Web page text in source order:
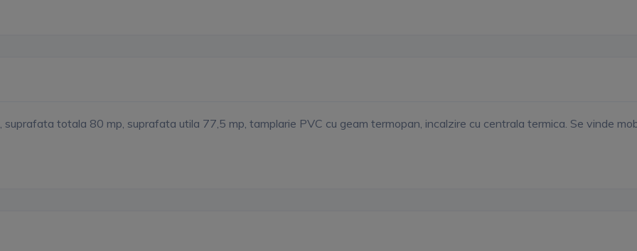
totala 80 mp, suprafata utila 77,5 mp, tamplarie PVC cu geam termopan, incalzire cu centrala termica. Se vinde